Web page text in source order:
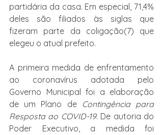
partidária da casa. Em especial, 71,4%
deles são filiados às siglas que
fizeram parte da coligação(7) que
elegeu o atual prefeito.
A primeira medida de enfrentamento
ao coronavírus adotada pelo
Governo Municipal foi a elaboração
de um Plano de Contingência para
Resposta ao COVID-19. De autoria do
Poder Executivo, a medida foi